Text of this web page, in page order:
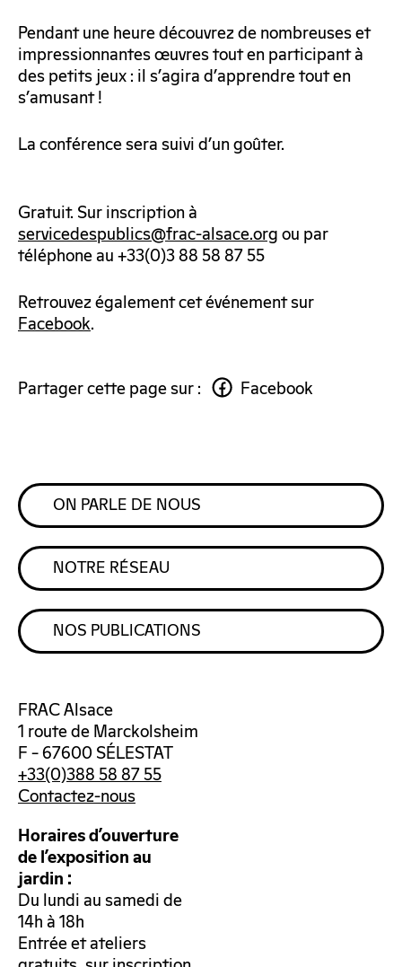
Pendant une heure découvrez de nombreuses et
impressionnantes œuvres tout en participant à
des petits jeux : il s’agira d’apprendre tout en
s’amusant !
La conférence sera suivi d’un goûter.
Gratuit. Sur inscription à
servicedespublics@frac-alsace.orgou par
téléphone au +33(0)3 88 58 87 55
Retrouvez également cet événement sur
Facebook.
Partager cette page sur : Facebook
ON PARLE DE NOUS
NOTRE RÉSEAU
NOS PUBLICATIONS
FRAC Alsace
1 route de Marckolsheim
F – 67600 SÉLESTAT
+33(0)388 58 87 55
Contactez-nous
Horaires d’ouverture
de l’exposition au
jardin :
Du lundi au samedi de
14h à 18h
Entrée et ateliers